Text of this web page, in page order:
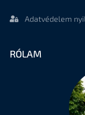
Adatvédelem
RÓLAM